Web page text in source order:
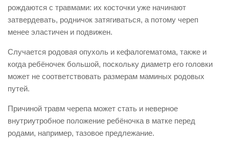
рождаются с травмами: их косточки уже начинают
затвердевать, родничок затягиваться, а потому череп
менее эластичен и подвижен.
Случается родовая опухоль и кефалогематома, также и
когда ребёночек большой, поскольку диаметр его головки
может не соответствовать размерам маминых родовых
путей.
Причиной травм черепа может стать и неверное
внутриутробное положение ребёночка в матке перед
родами, например, тазовое предлежание.